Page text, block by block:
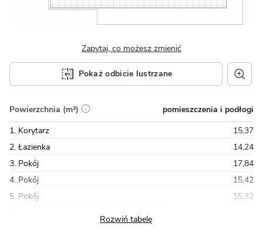
Zapytaj, co możesz zmienić
Pokaż odbicie lustrzane
Powierzchnia (m²)
pomieszczenia i podłogi
1. Korytarz
15,37
2. Łazienka
14,24
3. Pokój
17,84
4. Pokój
15,42
5. Pokój
15,32